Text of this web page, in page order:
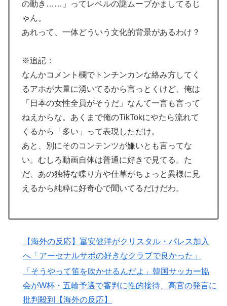
平って投手としてはどれくらいのレベルなの？ → 「ト
ップ層ではあるが二刀流の影響で超一流とまでは言えな
いイメージ」「投手に専念したらサイヤングも獲れると
▶ 【海外の反応】冨安健洋がクリスタル・パレス加入へ
「アーセナルサポの好きなクラブで良かった」
▶
AI「物の使い方を真剣に間違えてる人間を生成してみた
ｗｗｗｗ」
▶ 海外「日本なんて行くんじゃなかった…」 日本を知っ
てしまったディズニー信者、帰国後『本家』に失望する
事態に
▶ 【悲報】中川翔子(41)「Xはもう愚痴だらけだから開き
たくない」
▶
無気力な韓国代表、オーストリアにも0-1で敗北…3月の
結婚四十年これでやってる」経験するまで信じてもらえ
日本人「世界のみんなは普段からタコを食べてるの？」
▶ 【海外の反応】ネット上での中国のプロパガンダ工作っ
てどれくらいあるんだろうな → 「どこの国も同じよう
の動き……」ってレベルの謎ムーブかましてるじ
ゃん。
あれって、一体どういう文化的背景があるわけ？
※追記：
なんかコメント欄でトンチンカンな絡み方してく
るアホが大量に湧いてるから言っとくけど、俺は
「日本の女性全員がそうだ」なんて一言も言って
ねえからな。あくまで俺のTikTokにやたら流れて
くるから「多い」って表現しただけ。
あと、別にそのコンテンツが嫌いとも言ってな
い。むしろ動画自体は普通に好きで見てる。た
だ、あの独特な喋り方や仕草がちょっと異様に見
えるから純粋に好奇心で聞いてるだけだわ。
【海外の反応】冨安健洋がクリスタル・パレス加入
へ「アーセナルサポの好きなクラブで良かった」
「そうやって笛を吹かせるんだよ」韓国サッカー協
会がW杯・五輪予選で審判に性的接待、高官の発言に
批判殺到【海外の反応】